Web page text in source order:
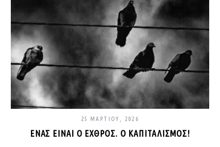
25 ΜΑΡΤΊΟΥ, 2026
ΈΝΑΣ ΕΊΝΑΙ Ο ΕΧΘΡΌΣ. Ο ΚΑΠΙΤΑΛΙΣΜΌΣ!